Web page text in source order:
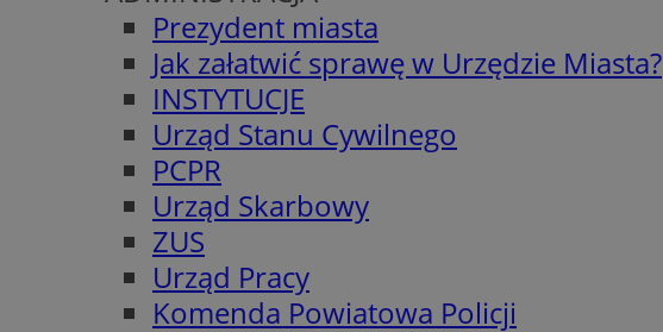
Prezydent miasta
Jak załatwić sprawę w Urzędzie Miasta?
INSTYTUCJE
Urząd Stanu Cywilnego
PCPR
Urząd Skarbowy
ZUS
Urząd Pracy
Komenda Powiatowa Policji